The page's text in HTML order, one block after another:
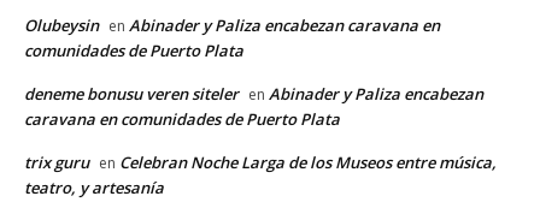
Olubeysin en Abinader y Paliza encabezan caravana en
comunidades de Puerto Plata
deneme bonusu veren siteler en Abinader y Paliza encabezan
caravana en comunidades de Puerto Plata
trix guru en Celebran Noche Larga de los Museos entre música,
teatro, y artesanía